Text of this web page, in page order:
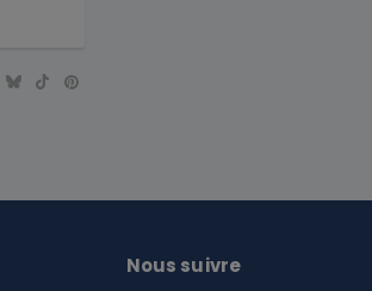
Nous suivre